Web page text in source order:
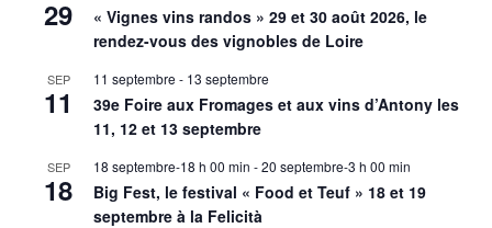
29
« Vignes vins randos » 29 et 30 août 2026, le
rendez-vous des vignobles de Loire
SEP
11
11 septembre - 13 septembre
39e Foire aux Fromages et aux vins d’Antony les
11, 12 et 13 septembre
SEP
18
18 septembre-18 h 00 min -20 septembre-3 h 00 min
Big Fest, le festival « Food et Teuf » 18 et 19
septembre à la Felicità